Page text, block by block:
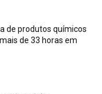
de produtos químicos
de 33 horas em